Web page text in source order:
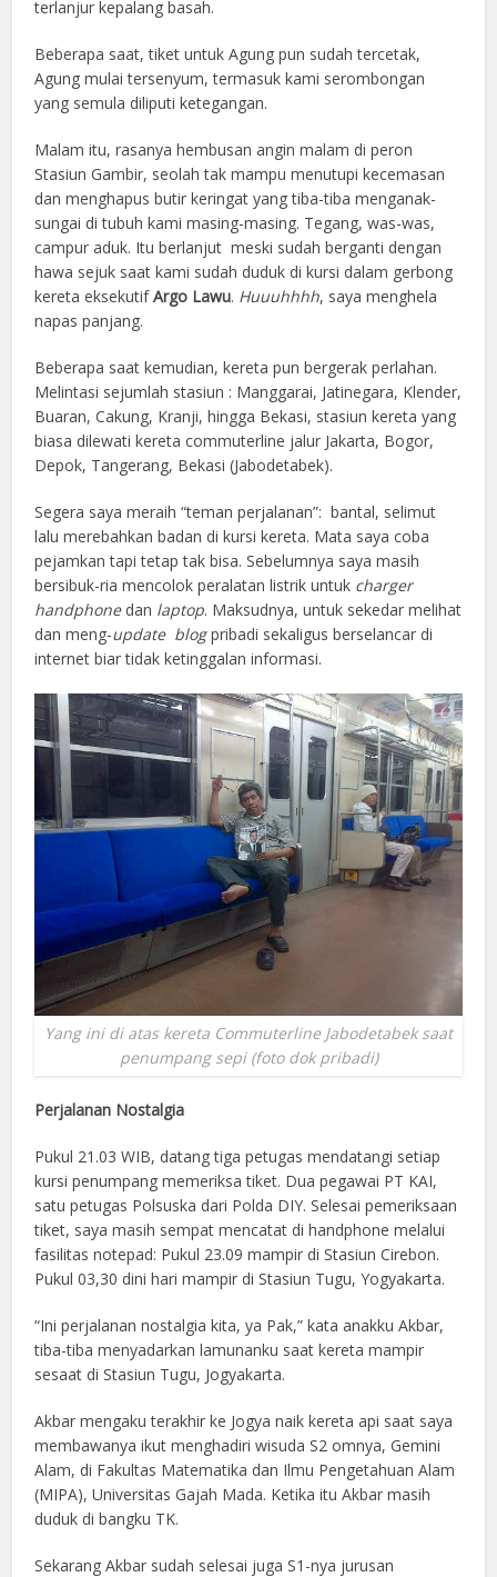
terlanjur kepalang basah.
Beberapa saat, tiket untuk Agung pun sudah tercetak,
Agung mulai tersenyum, termasuk kami serombongan
yang semula diliputi ketegangan.
Malam itu, rasanya hembusan angin malam di peron
Stasiun Gambir, seolah tak mampu menutupi kecemasan
dan menghapus butir keringat yang tiba-tiba menganak-
sungai di tubuh kami masing-masing. Tegang, was-was,
campur aduk. Itu berlanjut meski sudah berganti dengan
hawa sejuk saat kami sudah duduk di kursi dalam gerbong
kereta eksekutifArgo Lawu. Huuuhhhh, saya menghela
napas panjang.
Beberapa saat kemudian, kereta pun bergerak perlahan.
Melintasi sejumlah stasiun : Manggarai, Jatinegara, Klender,
Buaran, Cakung, Kranji, hingga Bekasi, stasiun kereta yang
biasa dilewati kereta commuterline jalur Jakarta, Bogor,
Depok, Tangerang, Bekasi (Jabodetabek).
Segera saya meraih “teman perjalanan”: bantal, selimut
lalu merebahkan badan di kursi kereta. Mata saya coba
pejamkan tapi tetap tak bisa. Sebelumnya saya masih
bersibuk-ria mencolok peralatan listrik untuk charger
handphonedan laptop. Maksudnya, untuk sekedar melihat
dan meng-update blogpribadi sekaligus berselancar di
internet biar tidak ketinggalan informasi.
Yang ini di atas kereta Commuterline Jabodetabek saat
penumpang sepi (foto dok pribadi)
Perjalanan Nostalgia
Pukul 21.03 WIB, datang tiga petugas mendatangi setiap
kursi penumpang memeriksa tiket. Dua pegawai PT KAI,
satu petugas Polsuska dari Polda DIY. Selesai pemeriksaan
tiket, saya masih sempat mencatat di handphone melalui
fasilitas notepad: Pukul 23.09 mampir di Stasiun Cirebon.
Pukul 03,30 dini hari mampir di Stasiun Tugu, Yogyakarta.
“Ini perjalanan nostalgia kita, ya Pak,” kata anakku Akbar,
tiba-tiba menyadarkan lamunanku saat kereta mampir
sesaat di Stasiun Tugu, Jogyakarta.
Akbar mengaku terakhir ke Jogya naik kereta api saat saya
membawanya ikut menghadiri wisuda S2 omnya, Gemini
Alam, di Fakultas Matematika dan Ilmu Pengetahuan Alam
(MIPA), Universitas Gajah Mada. Ketika itu Akbar masih
duduk di bangku TK.
Sekarang Akbar sudah selesai juga S1-nya jurusan